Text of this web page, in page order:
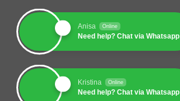
Anisa Online
Need help? Chat via Whatsapp
Kristina Online
Need help? Chat via Whatsapp